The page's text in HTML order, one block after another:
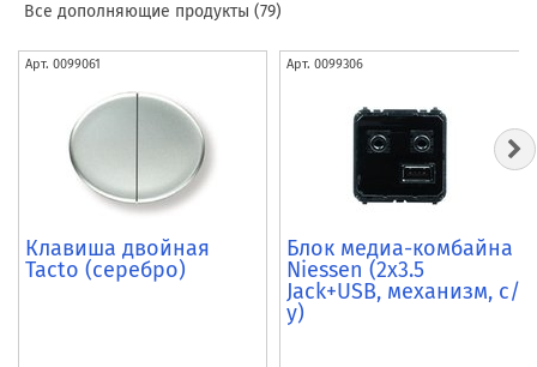
Все дополняющие продукты (79)
Арт. 0099061
Клавиша двойная
Tacto (серебро)
Арт. 0099306
Блок медиа-комбайна
Niessen (2x3.5
Jack+USB, механизм, с/
у)